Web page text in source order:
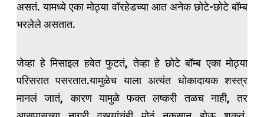
असतं. यामध्ये एका मोठ्या वॉरहेडच्या आत अनेक छोटे-छोटे बॉम्ब
भरलेले असतात.
जेव्हा हे मिसाइल हवेत फुटतं, तेव्हा हे छोटे बॉम्ब एका मोठ्या
परिसरात पसरतात.यामुळेच याला अत्यंत धोकादायक शस्त्र
मानलं जातं, कारण यामुळे फक्त लष्करी तळच नाही, तर